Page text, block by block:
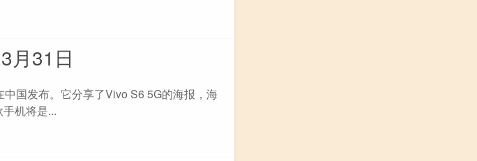
月31日
国发布。它分享了Vivo S6 5G的海报，海
机将是...